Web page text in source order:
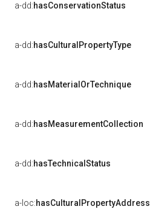
a-dd:hasConservationStatus
a-dd:hasCulturalPropertyType
a-dd:hasMaterialOrTechnique
a-dd:hasMeasurementCollection
a-dd:hasTechnicalStatus
a-loc:hasCulturalPropertyAddress